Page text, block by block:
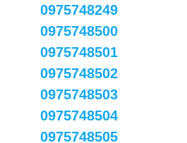
0975748249
0975748500
0975748501
0975748502
0975748503
0975748504
0975748505